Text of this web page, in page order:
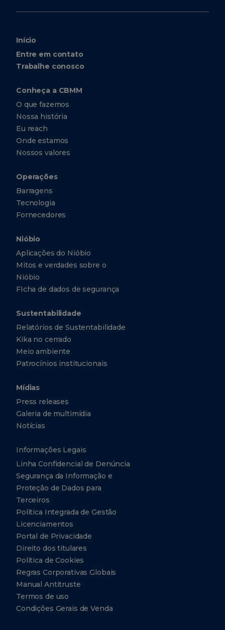
Início
Entre em contato
Trabalhe conosco
Conheça a CBMM
O que fazemos
Nossa história
Eu reach
Onde estamos
Nossos valores
Operações
Barragens
Tecnologia
Fornecedores
Nióbio
Aplicações do Nióbio
Mitos e verdades sobre o
Nióbio
FIcha de dados de segurança
Sustentabilidade
Relatórios de Sustentabilidade
Kika no cerrado
Meio ambiente
Patrocínios institucionais
Mídias
Press releases
Galeria de multimídia
Notícias
Informações Legais
Linha Confidencial de Denúncia
Segurança da Informação e
Proteção de Dados para
Terceiros
Política Integrada de Gestão
Licenciamentos
Portal de Privacidade
Direito dos titulares
Política de Cookies
Regras Corporativas Globais
Manual Antitruste
Termos de uso
Condições Gerais de Venda